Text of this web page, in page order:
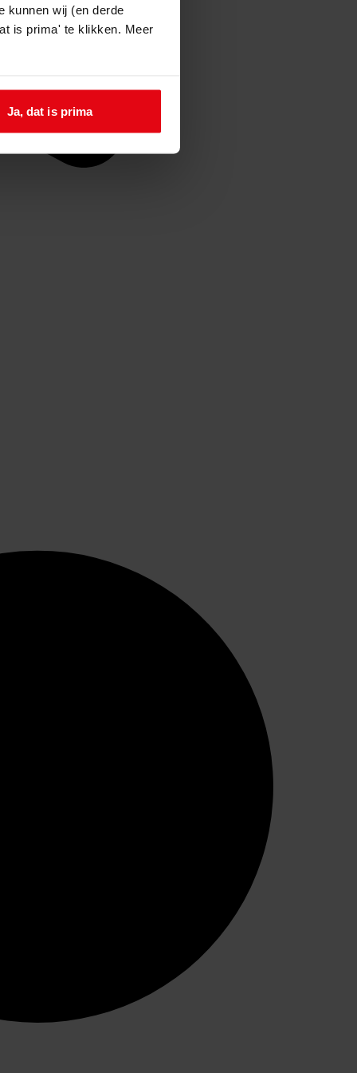
kunnen wij (en derde
is prima' te klikken. Meer
Ja, dat is prima